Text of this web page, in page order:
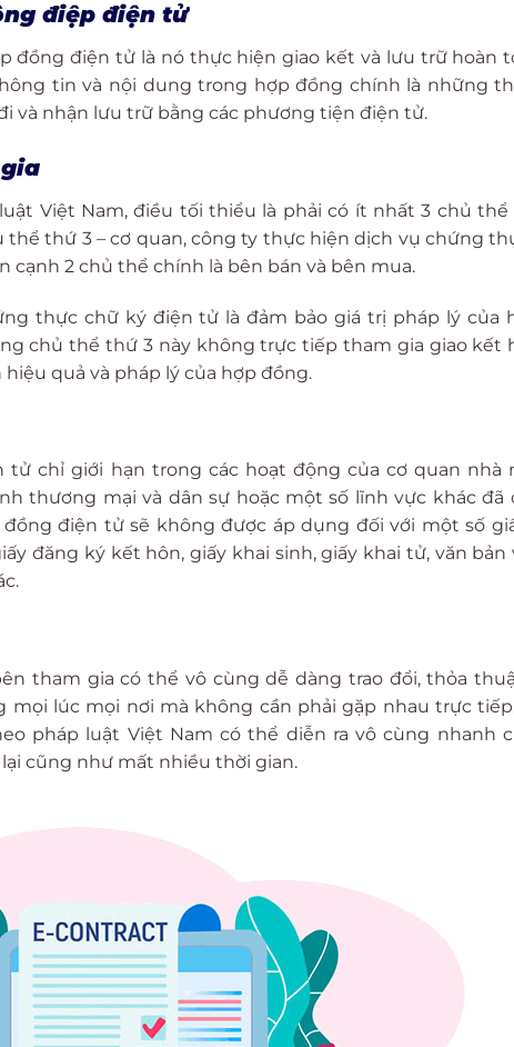
điệp điện tử
đồng điện tử là nó thực hiện giao kết và lưu trữ hoàn
tin và nội dung trong hợp đồng chính là những
và nhận lưu trữ bằng các phương tiện điện tử.
Việt Nam, điều tối thiểu là phải có ít nhất 3 chủ thể
thứ 3 – cơ quan, công ty thực hiện dịch vụ chứng
cạnh 2 chủ thể chính là bên bán và bên mua.
thực chữ ký điện tử là đảm bảo giá trị pháp lý của
chủ thể thứ 3 này không trực tiếp tham gia giao kết
quả và pháp lý của hợp đồng.
chỉ giới hạn trong các hoạt động của cơ quan nhà
thương mại và dân sự hoặc một số lĩnh vực khác đã
điện tử sẽ không được áp dụng đối với một số
đăng ký kết hôn, giấy khai sinh, giấy khai tử, văn bản
tham gia có thể vô cùng dễ dàng trao đổi, thỏa
lúc mọi nơi mà không cần phải gặp nhau trực
pháp luật Việt Nam có thể diễn ra vô cùng nhanh
cũng như mất nhiều thời gian.